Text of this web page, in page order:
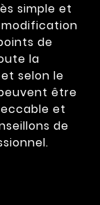
simple et
de
la
selon le
être
et
de